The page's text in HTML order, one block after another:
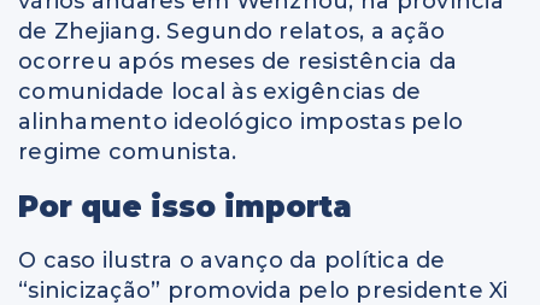
de Zhejiang. Segundo relatos, a ação
ocorreu após meses de resistência da
comunidade local às exigências de
alinhamento ideológico impostas pelo
regime comunista.
Por que isso importa
O caso ilustra o avanço da política de
“sinicização” promovida pelo presidente Xi